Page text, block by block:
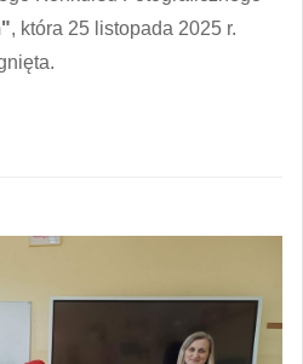
, która 25 listopada 2025 r.